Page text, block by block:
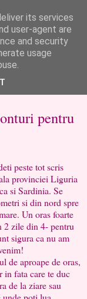
cum am
pentru
peste tot scris
provinciei Liguria
si Sardinia. Se
si din nord spre
Un oras foarte
2 zile din 4- pentru
sigura ca nu am
aproape de oras,
in fata care te duc
de la ziare sau
its services
user-agent are
and security
usage